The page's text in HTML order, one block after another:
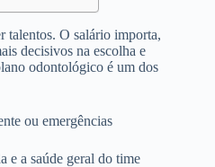
talentos. O salário importa,
decisivos na escolha e
odontológico é um dos
ou emergências
e a saúde geral do time